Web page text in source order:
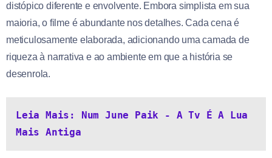
distópico diferente e envolvente. Embora simplista em sua
maioria, o filme é abundante nos detalhes. Cada cena é
meticulosamente elaborada, adicionando uma camada de
riqueza à narrativa e ao ambiente em que a história se
desenrola.
Leia Mais: Num June Paik - A Tv É A Lua
Mais Antiga